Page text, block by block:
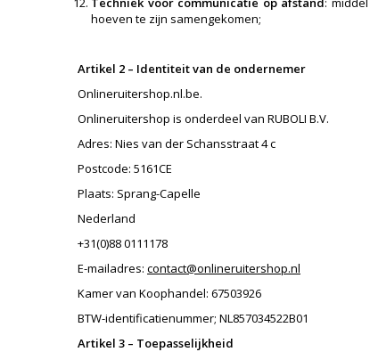
hoeven te zijn samengekomen;
Artikel 2 – Identiteit van de ondernemer
Onlineruitershop.nl.be.
Onlineruitershop is onderdeel van RUBOLI B.V.
Adres: Nies van der Schansstraat 4 c
Postcode: 5161CE
Plaats: Sprang-Capelle
Nederland
+31(0)88 0111178
E-mailadres: contact@onlineruitershop.nl
Kamer van Koophandel: 67503926
BTW-identificatienummer; NL857034522B01
Artikel 3 – Toepasselijkheid